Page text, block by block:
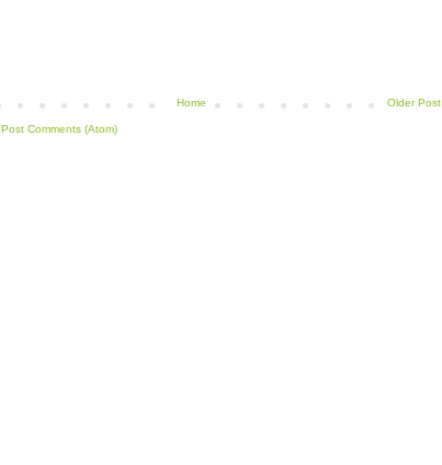
Older Post
Home
Post Comments (Atom)